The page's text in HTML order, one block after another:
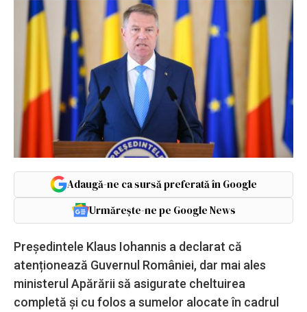
Adaugă-ne ca sursă preferată în Google
Urmărește-ne pe Google News
Președintele Klaus Iohannis a declarat că
atenționează Guvernul României, dar mai ales
ministerul Apărării să asigurate cheltuirea
completă şi cu folos a sumelor alocate în cadrul